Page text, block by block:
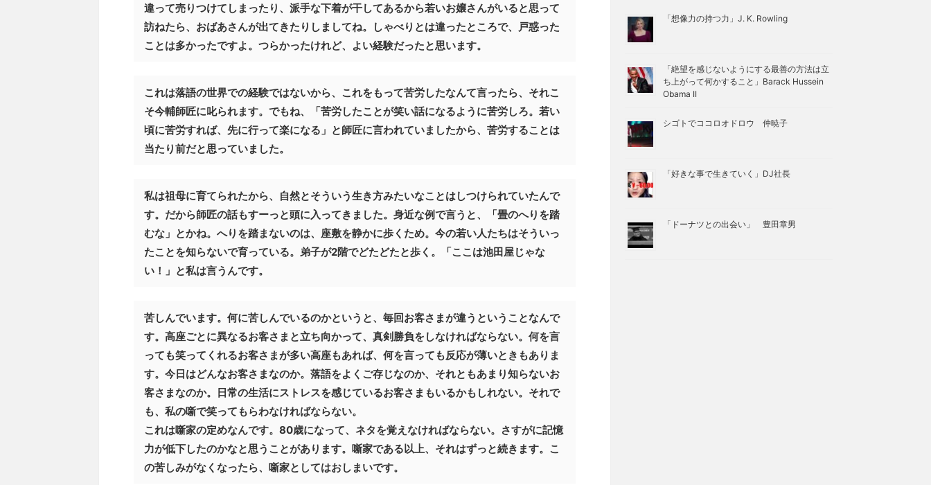
違って売りつけてしまったり、派手な下着が干してあるから若いお嬢さんがいると思って
訪ねたら、おばあさんが出てきたりしましてね。しゃべりとは違ったところで、戸惑った
ことは多かったですよ。つらかったけれど、よい経験だったと思います。
これは落語の世界での経験ではないから、これをもって苦労したなんて言ったら、それこ
そ今輔師匠に叱られます。でもね、「苦労したことが笑い話になるように苦労しろ。若い
頃に苦労すれば、先に行って楽になる」と師匠に言われていましたから、苦労することは
当たり前だと思っていました。
私は祖母に育てられたから、自然とそういう生き方みたいなことはしつけられていたんで
す。だから師匠の話もすーっと頭に入ってきました。身近な例で言うと、「畳のへりを踏
むな」とかね。へりを踏まないのは、座敷を静かに歩くため。今の若い人たちはそういっ
たことを知らないで育っている。弟子が2階でどたどたと歩く。「ここは池田屋じゃな
い！」と私は言うんです。
苦しんでいます。何に苦しんでいるのかというと、毎回お客さまが違うということなんで
す。高座ごとに異なるお客さまと立ち向かって、真剣勝負をしなければならない。何を言
っても笑ってくれるお客さまが多い高座もあれば、何を言っても反応が薄いときもありま
す。今日はどんなお客さまなのか。落語をよくご存じなのか、それともあまり知らないお
客さまなのか。日常の生活にストレスを感じているお客さまもいるかもしれない。それで
も、私の噺で笑ってもらわなければならない。
これは噺家の定めなんです。80歳になって、ネタを覚えなければならない。さすがに記憶
力が低下したのかなと思うことがあります。噺家である以上、それはずっと続きます。こ
の苦しみがなくなったら、噺家としてはおしまいです。
「想像力の持つ力」J. K. Rowling
「絶望を感じないようにする最善の方法は立
ち上がって何かすること」Barack Hussein
Obama II
シゴトでココロオドロウ 仲暁子
「好きな事で生きていく」DJ社長
「ドーナツとの出会い」 豊田章男